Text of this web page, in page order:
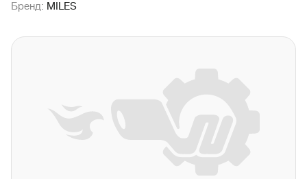
Бренд: MILES